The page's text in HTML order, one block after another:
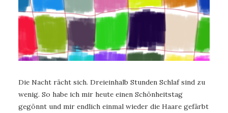
Die Nacht rächt sich. Dreieinhalb Stunden Schlaf sind zu
wenig. So habe ich mir heute einen Schönheitstag
gegönnt und mir endlich einmal wieder die Haare gefärbt